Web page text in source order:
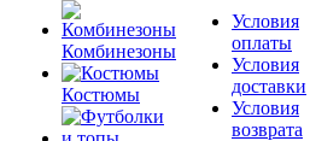
Комбинезоны
Костюмы
Условия
оплаты
Условия
доставки
Условия
возврата